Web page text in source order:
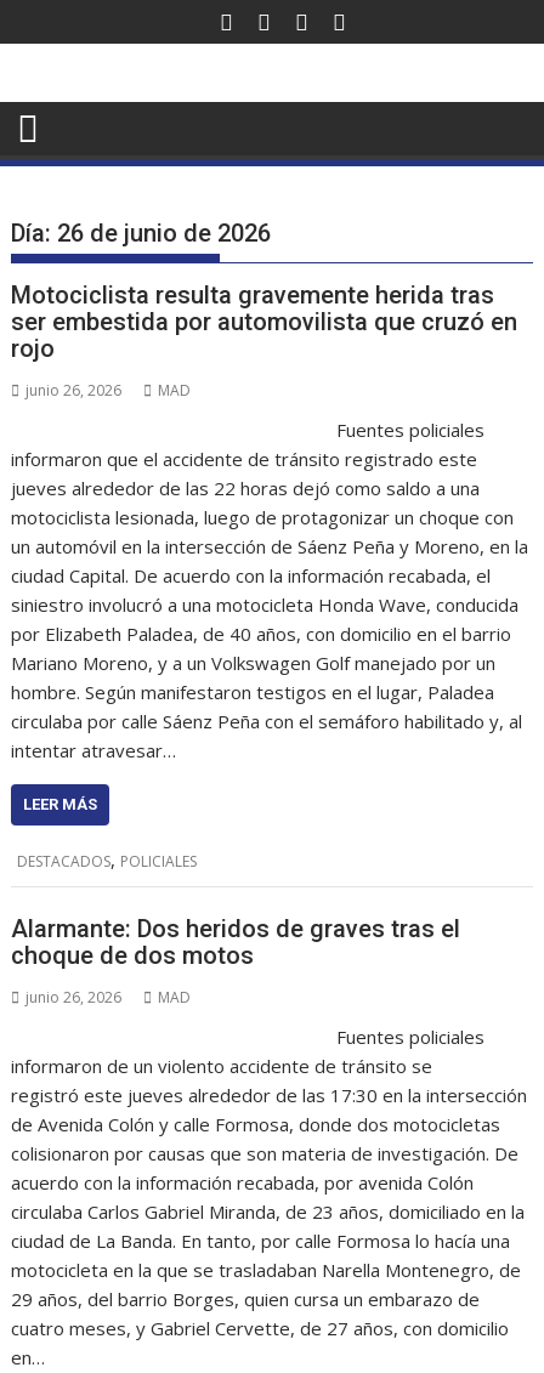
al
Día: 26 de junio de 2026
Motociclista resulta gravemente herida tras
ser embestida por automovilista que cruzó en
rojo
junio 26, 2026 MAD
Fuentes policiales
informaron que el accidente de tránsito registrado este
jueves alrededor de las 22 horas dejó como saldo a una
motociclista lesionada, luego de protagonizar un choque con
un automóvil en la intersección de Sáenz Peña y Moreno, en la
ciudad Capital. De acuerdo con la información recabada, el
siniestro involucró a una motocicleta Honda Wave, conducida
por Elizabeth Paladea, de 40 años, con domicilio en el barrio
Mariano Moreno, y a un Volkswagen Golf manejado por un
hombre. Según manifestaron testigos en el lugar, Paladea
circulaba por calle Sáenz Peña con el semáforo habilitado y, al
intentar atravesar…
LEER MÁS
DESTACADOS, POLICIALES
Alarmante: Dos heridos de graves tras el
choque de dos motos
junio 26, 2026 MAD
Fuentes policiales
informaron de un violento accidente de tránsito se
registró este jueves alrededor de las 17:30 en la intersección
de Avenida Colón y calle Formosa, donde dos motocicletas
colisionaron por causas que son materia de investigación. De
acuerdo con la información recabada, por avenida Colón
circulaba Carlos Gabriel Miranda, de 23 años, domiciliado en la
ciudad de La Banda. En tanto, por calle Formosa lo hacía una
motocicleta en la que se trasladaban Narella Montenegro, de
29 años, del barrio Borges, quien cursa un embarazo de
cuatro meses, y Gabriel Cervette, de 27 años, con domicilio
en…